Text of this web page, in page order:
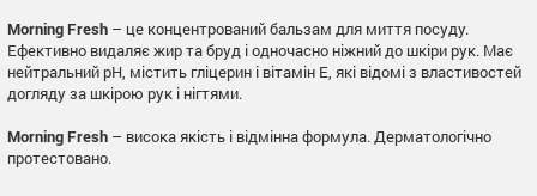
Morning Fresh – це концентрований бальзам для миття посуду.
Ефективно видаляє жир та бруд і одночасно ніжний до шкіри рук. Має
нейтральний рН, містить гліцерин і вітамін Е, які відомі з властивостей
догляду за шкірою рук і нігтями.
Morning Fresh – висока якість і відмінна формула. Дерматологічно
протестовано.